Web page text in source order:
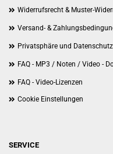
Widerrufsrecht & Muster-
Versand- &
Privatsphäre und Datenschutz
FAQ - MP3 / Noten / Video -
FAQ - Video-Lizenzen
Cookie Einstellungen
SERVICE